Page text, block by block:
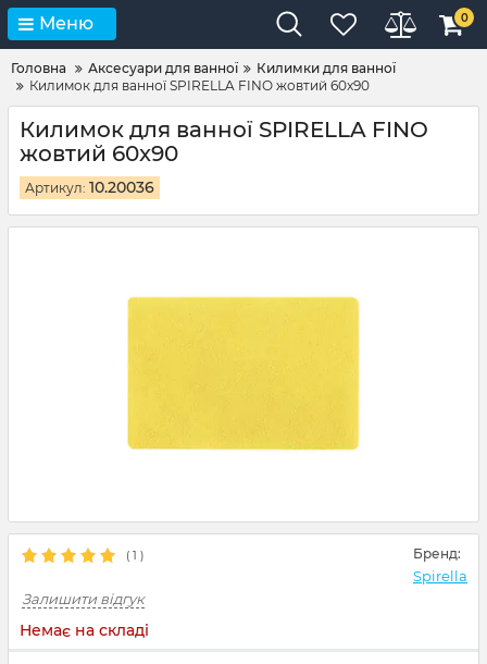
Меню 0
Головна Аксесуари для ванної
Килимки для ванної
Килимок для ванної SPIRELLA FINO жовтий 60x90
Килимок для ванної SPIRELLA FINO
жовтий 60x90
Артикул: 10.20036
( 1 ) Бренд:
Spirella
Залишити відгук
Немає на складі